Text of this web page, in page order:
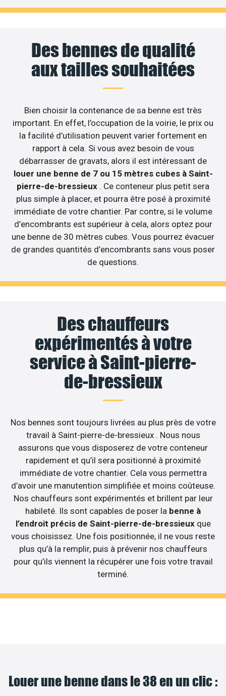
Des bennes de qualité
aux tailles souhaitées
Bien choisir la contenance de sa benne est très
important. En effet, l’occupation de la voirie, le prix ou
la facilité d’utilisation peuvent varier fortement en
rapport à cela. Si vous avez besoin de vous
débarrasser de gravats, alors il est intéressant de
louer une benne de 7 ou 15 mètres cubes à Saint-
pierre-de-bressieux . Ce conteneur plus petit sera
plus simple à placer, et pourra être posé à proximité
immédiate de votre chantier. Par contre, si le volume
d’encombrants est supérieur à cela, alors optez pour
une benne de 30 mètres cubes. Vous pourrez évacuer
de grandes quantités d’encombrants sans vous poser
de questions.
Des chauffeurs
expérimentés à votre
service à Saint-pierre-
de-bressieux
Nos bennes sont toujours livrées au plus près de votre
travail à Saint-pierre-de-bressieux . Nous nous
assurons que vous disposerez de votre conteneur
rapidement et qu’il sera positionné à proximité
immédiate de votre chantier. Cela vous permettra
d’avoir une manutention simplifiée et moins coûteuse.
Nos chauffeurs sont expérimentés et brillent par leur
habileté. Ils sont capables de poser la benne à
l’endroit précis de Saint-pierre-de-bressieux que
vous choisissez. Une fois positionnée, il ne vous reste
plus qu’à la remplir, puis à prévenir nos chauffeurs
pour qu’ils viennent la récupérer une fois votre travail
terminé.
Louer une benne dans le 38 en un clic :